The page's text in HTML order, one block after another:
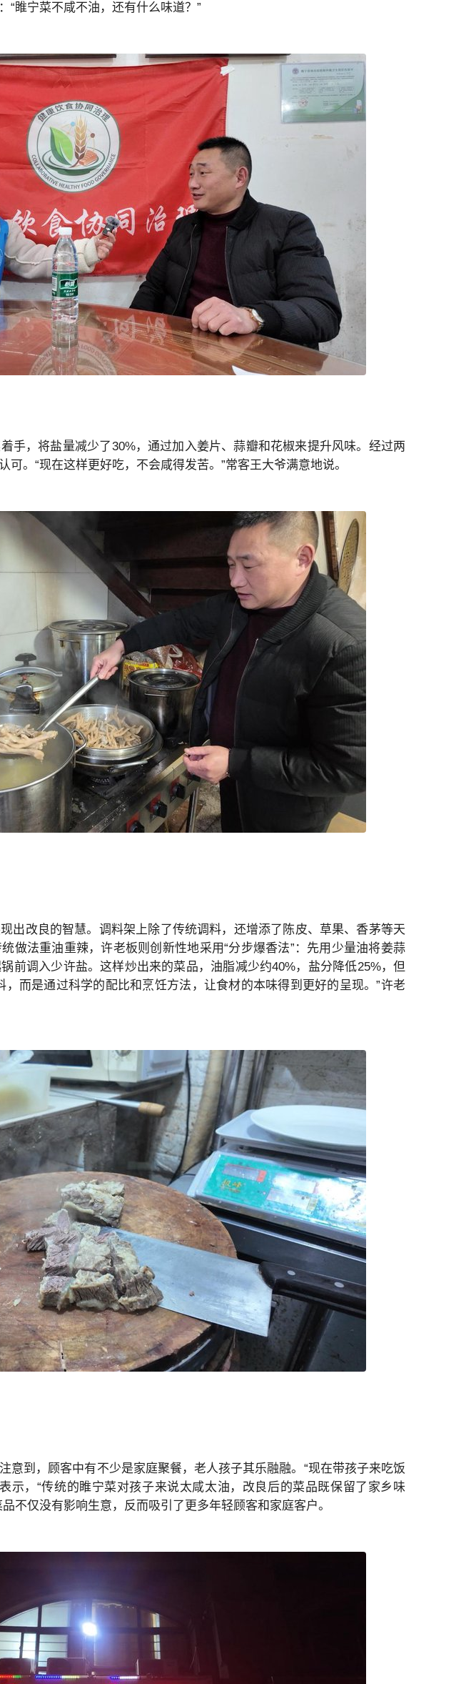
“睢宁菜不咸不油，还有什么味道？”
手，将盐量减少了30%，通过加入姜片、蒜瓣和花椒来提升风味。经过两
。“现在这样更好吃，不会咸得发苦。”常客王大爷满意地说。
出改良的智慧。调料架上除了传统调料，还增添了陈皮、草果、香茅等天
做法重油重辣，许老板则创新性地采用“分步爆香法”：先用少量油将姜蒜
前调入少许盐。这样炒出来的菜品，油脂减少约40%，盐分降低25%，但
而是通过科学的配比和烹饪方法，让食材的本味得到更好的呈现。”许老
意到，顾客中有不少是家庭聚餐，老人孩子其乐融融。“现在带孩子来吃饭
示，“传统的睢宁菜对孩子来说太咸太油，改良后的菜品既保留了家乡味
不仅没有影响生意，反而吸引了更多年轻顾客和家庭客户。